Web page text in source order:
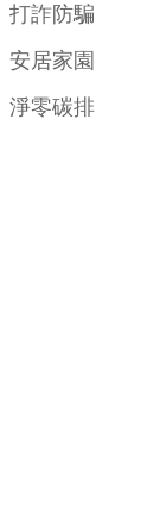
打詐防騙
安居家園
淨零碳排